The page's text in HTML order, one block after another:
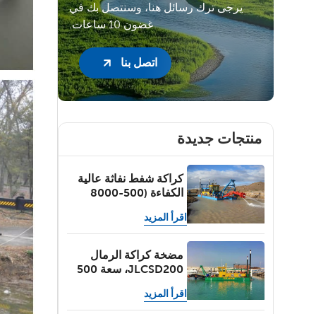
يرجى ترك رسائل هنا، وسنتصل بك في
غضون 10 ساعات.
اتصل بنا
منتجات جديدة
كراكة شفط نفاثة عالية
الكفاءة (500-8000
متر مكعب/ساعة)
لتجريف الأنهار
والبحيرات والبحار
والموانئ
اقرأ المزيد
مضخة كراكة الرمال
JLCSD200، سعة 500
متر مكعب/ساعة،
عمق التجريف 6.0 متر
اقرأ المزيد